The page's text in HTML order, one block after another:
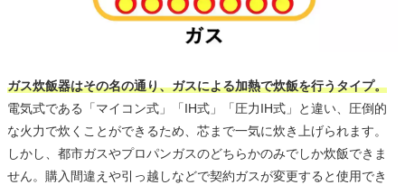
ガス炊飯器はその名の通り、ガスによる加熱で炊飯を行うタイプ。
電気式である「マイコン式」「IH式」「圧力IH式」と違い、圧倒的
な火力で炊くことができるため、芯まで一気に炊き上げられます。
しかし、都市ガスやプロパンガスのどちらかのみでしか炊飯できま
せん。購入間違えや引っ越しなどで契約ガスが変更すると使用でき